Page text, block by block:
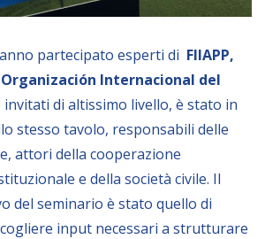
Grant
partecipato esperti di FIIAPP,
Organización Internacional del
di altissimo livello, è stato in
stesso tavolo, responsabili delle
attori della cooperazione
e della società civile. Il
del seminario è stato quello di
input necessari a strutturare